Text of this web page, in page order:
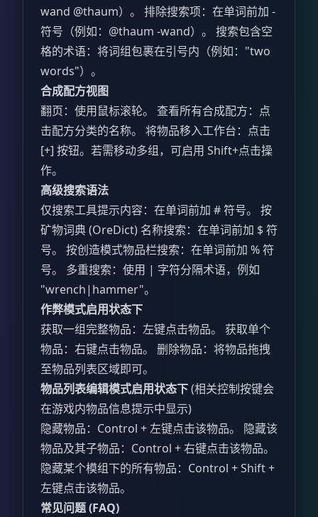
wand @thaum）。 排除搜索项：在单词前加 -
符号（例如：@thaum -wand）。 搜索包含空
格的术语：将词组包裹在引号内（例如："two
words"）。
合成配方视图
翻页：使用鼠标滚轮。 查看所有合成配方：点
击配方分类的名称。 将物品移入工作台：点击
[+] 按钮。若需移动多组，可启用 Shift+点击操
作。
高级搜索语法
仅搜索工具提示内容：在单词前加 # 符号。 按
矿物词典 (OreDict) 名称搜索：在单词前加 $ 符
号。 按创造模式物品栏搜索：在单词前加 % 符
号。 多重搜索：使用 | 字符分隔术语，例如
"wrench|hammer"。
作弊模式启用状态下
获取一组完整物品：左键点击物品。 获取单个
物品：右键点击物品。 删除物品：将物品拖拽
至物品列表区域即可。
物品列表编辑模式启用状态下(相关控制按键会
在游戏内物品信息提示中显示)
隐藏物品：Control + 左键点击该物品。 隐藏该
物品及其子物品：Control + 右键点击该物品。
隐藏某个模组下的所有物品：Control + Shift +
左键点击该物品。
常见问题 (FAQ)